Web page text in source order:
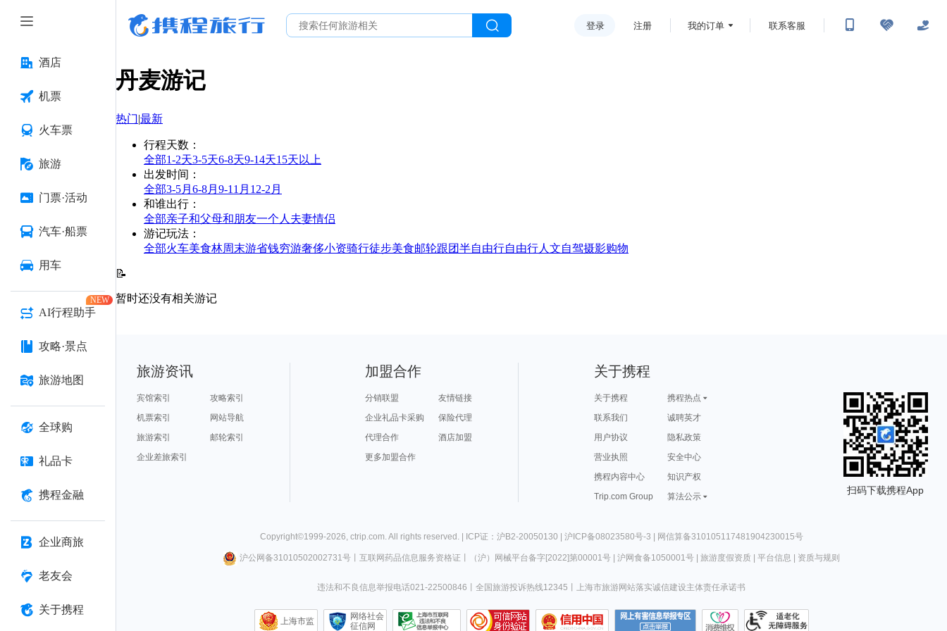
酒店
机票
火车票
旅游
门票·活动
汽车·船票
用车
AI行程助手
NEW
攻略·景点
旅游地图
全球购
礼品卡
携程金融
企业商旅
老友会
关于携程
登录 注册 我的订单 联系客服
丹麦游记
热门|最新
行程天数 ：
全部1-2天3-5天6-8天9-14天15天以上
出发时间 ：
全部3-5月 6-8月 9-11月 12-2月
和谁出行 ：
全部亲子和父母和朋友一个人 夫妻情侣
游记玩法 ：
全部火车美食林周末游省钱穷游奢侈小资骑行徒步美食邮轮跟团半自由行自由行人文自驾摄影购物
📝
暂时还没有相关游记
旅游资讯
宾馆索引
攻略索引
机票索引
网站导航
旅游索引
邮轮索引
企业差旅索引
加盟合作
分销联盟
友情链接
企业礼品卡采购
保险代理
代理合作
酒店加盟
更多加盟合作
关于携程
关于携程
携程热点
联系我们
诚聘英才
用户协议
隐私政策
营业执照
安全中心
携程内容中心
知识产权
Trip.com Group
算法公示
扫码下载携程App
Copyright©1999-2026, ctrip.com. All rights reserved. | ICP证：沪B2-20050130 | 沪ICP备08023580号-3 | 网信算备310105117481904230015号
沪公网备31010502002731号丨 互联网药品信息服务资格证 （沪）网械平台备字[2022]第00001号| 沪网食备1050001号| 旅游度假资质| 平台信息 资质与规则
违法和不良信息举报电话021-22500846 全国旅游投诉热线12345 上海市旅游网站落实诚信建设主体责任承诺书
上海市监
网络社会
征信网